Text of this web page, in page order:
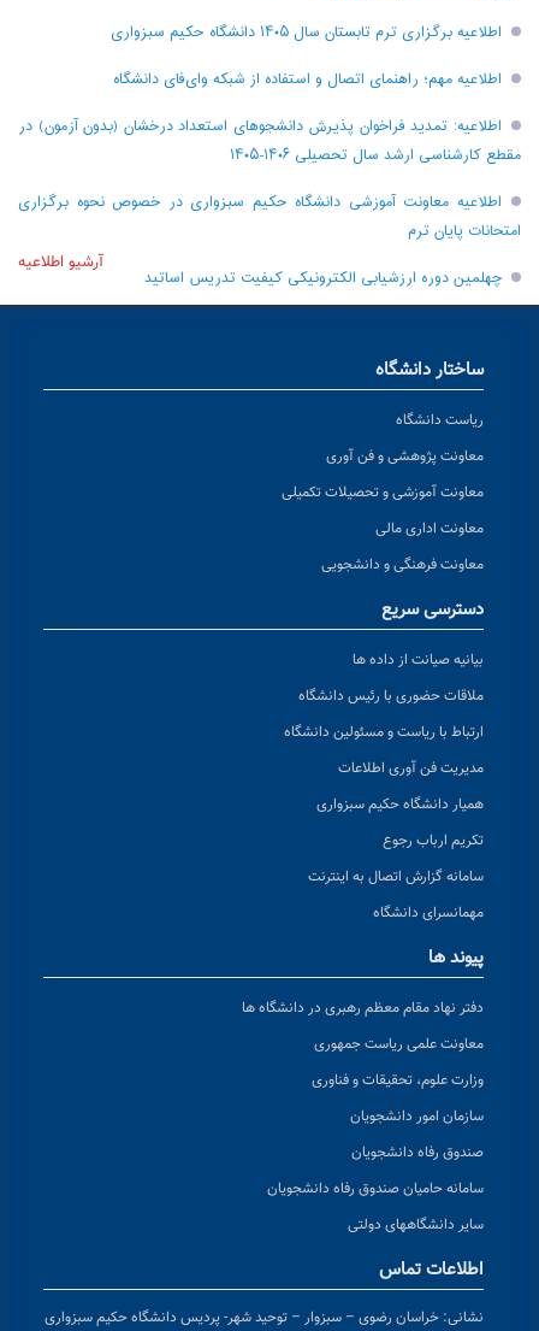
اطلاعیه برگزاری ترم تابستان سال ۱۴۰۵ دانشگاه حکیم سبزواری
اطلاعیه مهم؛ راهنمای اتصال و استفاده از شبکه وای‌فای دانشگاه
اطلاعیه: تمدید فراخوان پذیرش دانشجو‌های استعداد درخشان (بدون آزمون) در
مقطع کارشناسی ارشد سال تحصیلی ۱۴۰۶-۱۴۰۵
اطلاعیه معاونت آموزشی دانشگاه حکیم سبزواری در خصوص نحوه برگزاری
امتحانات پایان ترم
چهلمین دوره ارزشیابی الکترونیکی کیفیت تدریس اساتید
آرشیو اطلاعیه
ساختار دانشگاه
ریاست دانشگاه
معاونت پژوهشی و فن آوری
معاونت آموزشی و تحصیلات تکمیلی
معاونت اداری مالی
معاونت فرهنگی و دانشجویی
دسترسی سریع
بیانیه صیانت از داده ها
ملاقات حضوری با رئیس دانشگاه
ارتباط با ریاست و مسئولین دانشگاه
مدیریت فن آوری اطلاعات
همیار دانشگاه حکیم سبزواری
تکریم ارباب رجوع
سامانه گزارش اتصال به اینترنت
مهمانسرای دانشگاه
پیوند ها
دفتر نهاد مقام معظم رهبری در دانشگاه ها
معاونت علمی ریاست جمهوری
وزارت علوم، تحقیقات و فناوری
سازمان امور دانشجویان
صندوق رفاه دانشجویان
سامانه حامیان صندوق رفاه دانشجویان
سایر دانشگاههای دولتی
اطلاعات تماس
نشانی: خراسان رضوی – سبزوار – توحید شهر- پردیس دانشگاه حکیم سبزواری